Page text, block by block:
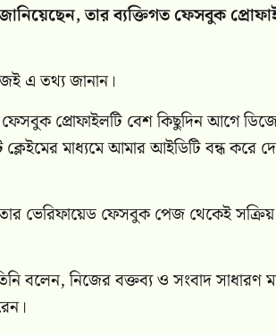
তার ব্যক্তিগত ফেসবুক
এ তথ্য জানান।
ফেসবুক প্রোফাইলটি বেশ কিছুদিন আগে
মাধ্যমে আমার আইডিটি বন্ধ করে
ভেরিফায়েড ফেসবুক পেজ থেকেই সক্রিয়
বলেন, নিজের বক্তব্য ও সংবাদ সাধারণ